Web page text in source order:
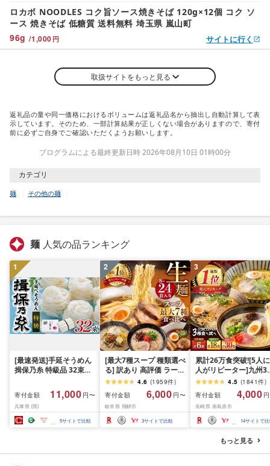
96g /1,000 円
ロカボ NOODLES コク旨ソース焼きそば 120g×12個 コク ソ
ース 焼きそば 低糖質 送料無料 埼玉県 嵐山町
サイトに行く
取扱サイトをもっと見る
返礼品の量や同一価格におけるボリュームは返礼品名から抽出し自動計算して表
示しています。そのため、一部計算結果が正しくない場合がありますので、寄付
前に必ずご自身でご確認いただくようお願いします。
プログラムによる最終更新日時 2026年08月10日 01時00分
カテゴリ
麺 その他の麺
麺 人気の品ランキング
1
[最速発送]手延そうめん
揖保乃糸 特級品 32束
保乃糸 手延べそうめん
にゅうめん にゅう麺 麺
のし ギフト お歳暮
寄付金額 11,000 円〜
兵庫県 (県)
5サイトで比較
2
[最大7種スープ 種類選べ
る] 訳あり 高評価 ラーメ
ン 食べ比べ セット 簡易
包装 高山 24食 岐阜 飛騨
市 老田屋 時短 保存食 常
温 訳アリ 福袋 規格外 訳
アリ キャンプ 詰め合わ
せ 豚骨 醤油 塩 味噌
4.6 (1959件)
寄付金額
6,000 円〜
岐阜県 飛騨市
3サイトで比較
3
累計26万食突破![5人
人がリピーター]九州3
の味 ラーメン / 楽天
選べる内容量 ラーメン
らーめん 豚骨 豚骨ラ
メン とんこつラーメン
あごだし 熊本 食べ比
小分け 簡易包装 訳あ
南島原市 / ふるせ
4.5 (1841件)
寄付金額
4,000
長崎県 南島原市
14サイトで
もっと見る